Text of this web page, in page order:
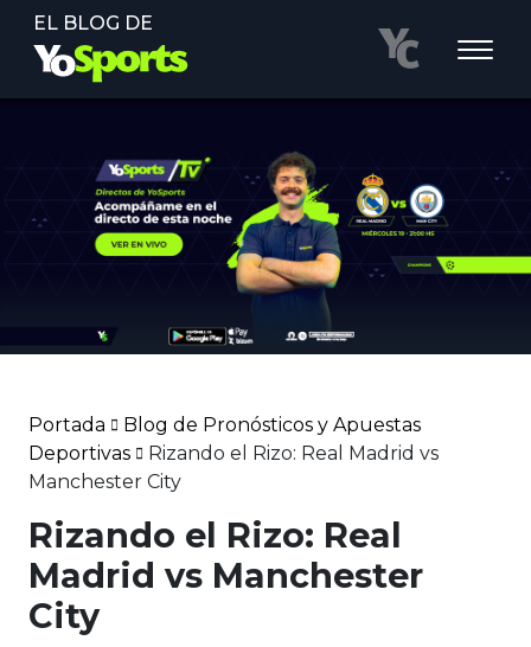
EL BLOG DE
Portada
Blog de Pronósticos y Apuestas
Deportivas
Rizando el Rizo: Real Madrid vs
Manchester City
Rizando el Rizo: Real
Madrid vs Manchester
City